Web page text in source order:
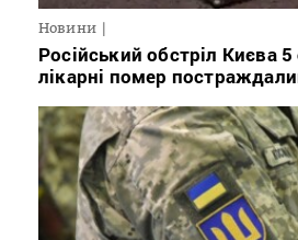
Новини
Російський обстріл Києва
лікарні помер